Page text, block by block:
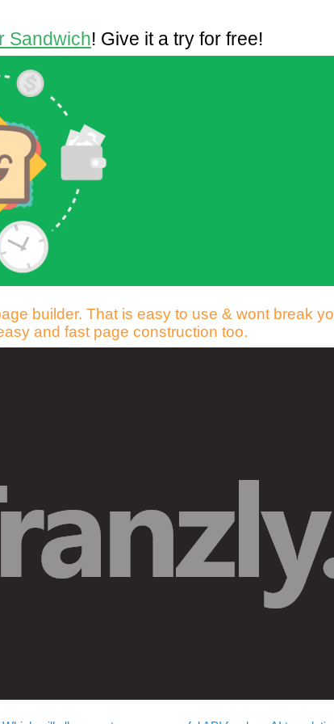
Sandwich! Give it a try for free!
builder. That is easy to use & wont break
and fast page construction too.